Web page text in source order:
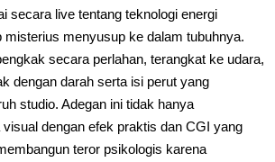
secara live tentang teknologi energi
misterius menyusup ke dalam tubuhnya.
secara perlahan, terangkat ke udara,
dengan darah serta isi perut yang
studio. Adegan ini tidak hanya
dengan efek praktis dan CGI yang
teror psikologis karena